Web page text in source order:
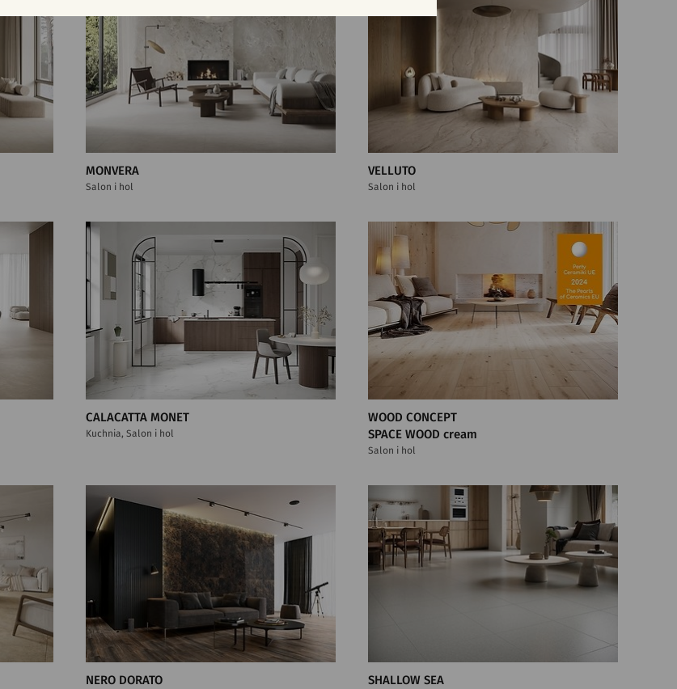
MONVERA
Salon i hol
VELLUTO
Salon i hol
CALACATTA MONET
Kuchnia, Salon i hol
WOOD CONCEPT
SPACE WOOD cream
Salon i hol
NERO DORATO SHALLOW SEA